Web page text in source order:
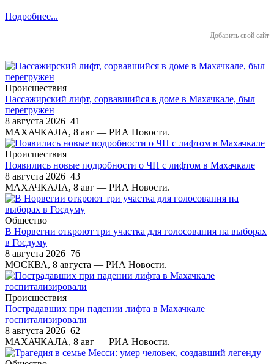
Подробнее...
Добавить свой сайт
Происшествия
Пассажирский лифт, сорвавшийся в доме в Махачкале, был
перегружен
8 августа 2026 41
МАХАЧКАЛА, 8 авг — РИА Новости.
Происшествия
Появились новые подробности о ЧП с лифтом в Махачкале
8 августа 2026 43
МАХАЧКАЛА, 8 авг — РИА Новости.
Общество
В Норвегии откроют три участка для голосования на выборах
в Госдуму
8 августа 2026 76
МОСКВА, 8 августа — РИА Новости.
Происшествия
Пострадавших при падении лифта в Махачкале
госпитализировали
8 августа 2026 62
МАХАЧКАЛА, 8 авг — РИА Новости.